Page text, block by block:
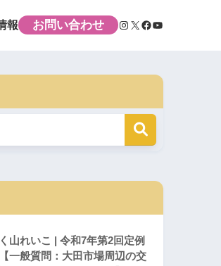
報 お問い合わせ
山れいこ | 令和7年第2回定例
一般質問：大田市場周辺の交